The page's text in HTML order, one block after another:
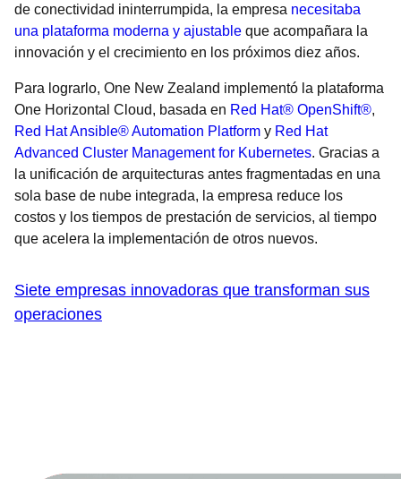
de conectividad ininterrumpida, la empresa necesitaba
una plataforma moderna y ajustable que acompañara la
innovación y el crecimiento en los próximos diez años.
Para lograrlo, One New Zealand implementó la plataforma
One Horizontal Cloud, basada en Red Hat® OpenShift®,
Red Hat Ansible® Automation Platform y Red Hat
Advanced Cluster Management for Kubernetes. Gracias a
la unificación de arquitecturas antes fragmentadas en una
sola base de nube integrada, la empresa reduce los
costos y los tiempos de prestación de servicios, al tiempo
que acelera la implementación de otros nuevos.
Siete empresas innovadoras que transforman sus
operaciones